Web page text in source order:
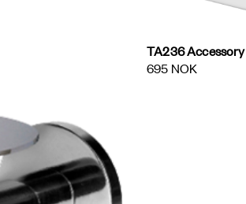
TA236 Accessory
695 NOK